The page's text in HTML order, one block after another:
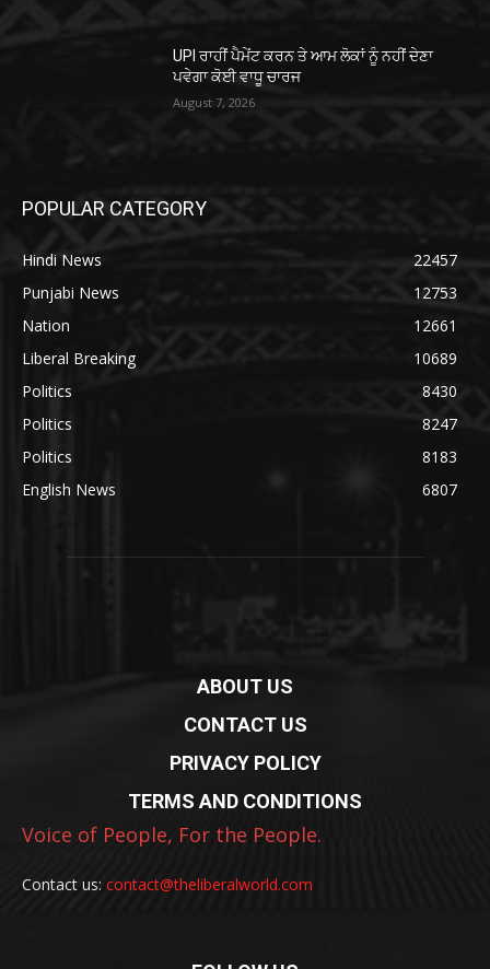
UPI ਰਾਹੀਂ ਪੈਮੇਂਟ ਕਰਨ ਤੇ ਆਮ ਲੋਕਾਂ ਨੂੰ ਨਹੀਂ ਦੇਣਾ
ਪਵੇਗਾ ਕੋਈ ਵਾਧੂ ਚਾਰਜ
August 7, 2026
POPULAR CATEGORY
Hindi News
22457
Punjabi News
12753
Nation
12661
Liberal Breaking
10689
Politics
8430
Politics
8247
Politics
8183
English News
6807
ABOUT US
CONTACT US
PRIVACY POLICY
TERMS AND CONDITIONS
Voice of People, For the People.
Contact us: contact@theliberalworld.com